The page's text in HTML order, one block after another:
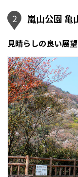
2 嵐山公園 亀
見晴らしの良い展